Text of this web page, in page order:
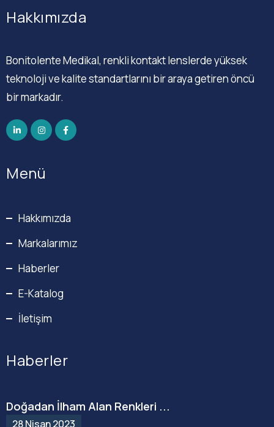
Hakkımızda
Bonitolente Medikal, renkli kontakt lenslerde yüksek
teknoloji ve kalite standartlarını bir araya getiren öncü
bir markadır.
Menü
Hakkımızda
Markalarımız
Haberler
E-Katalog
İletişim
Haberler
Doğadan İlham Alan Renkleri ...
28 Nisan 2023